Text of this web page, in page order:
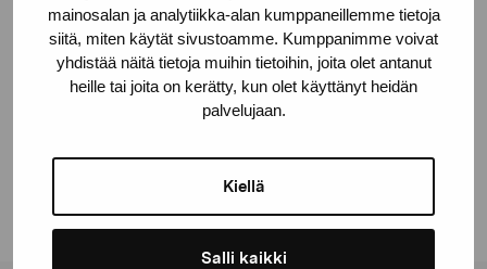
mainosalan ja analytiikka-alan kumppaneillemme tietoja
siitä, miten käytät sivustoamme. Kumppanimme voivat
yhdistää näitä tietoja muihin tietoihin, joita olet antanut
heille tai joita on kerätty, kun olet käyttänyt heidän
palvelujaan.
Kiellä
Salli kaikki